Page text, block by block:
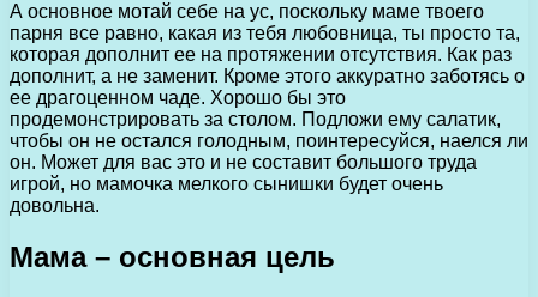
А основное мотай себе на ус, поскольку маме твоего
парня все равно, какая из тебя любовница, ты просто та,
которая дополнит ее на протяжении отсутствия. Как раз
дополнит, а не заменит. Кроме этого аккуратно заботясь о
ее драгоценном чаде. Хорошо бы это
продемонстрировать за столом. Подложи ему салатик,
чтобы он не остался голодным, поинтересуйся, наелся ли
он. Может для вас это и не составит большого труда
игрой, но мамочка мелкого сынишки будет очень
довольна.
Мама – основная цель